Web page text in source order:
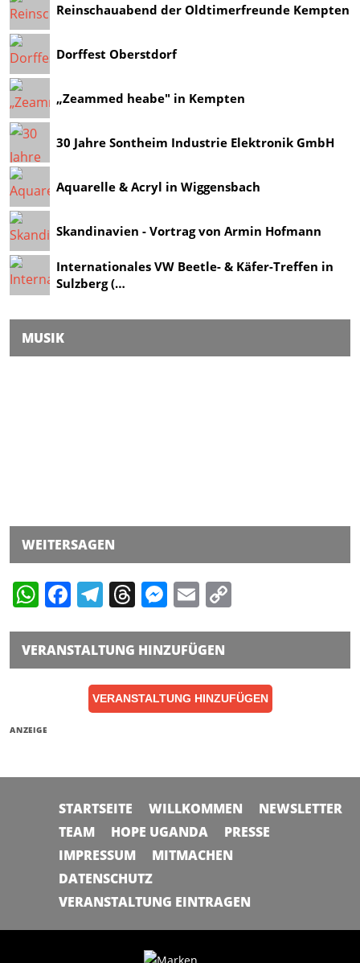
Reinschauabend der Oldtimerfreunde Kempten
Dorffest Oberstdorf
„Zeammed heabe" in Kempten
30 Jahre Sontheim Industrie Elektronik GmbH
Aquarelle & Acryl in Wiggensbach
Skandinavien - Vortrag von Armin Hofmann
Internationales VW Beetle- & Käfer-Treffen in
Sulzberg (…
MUSIK
WEITERSAGEN
WhatsApp
Facebook
Telegram
Threads
Messenger
Email
VERANSTALTUNG HINZUFÜGEN
VERANSTALTUNG HINZUFÜGEN
ANZEIGE
STARTSEITE WILLKOMMEN
NEWSLETTER
TEAM
HOPE UGANDA
PRESSE
IMPRESSUM
MITMACHEN
DATENSCHUTZ
VERANSTALTUNG EINTRAGEN